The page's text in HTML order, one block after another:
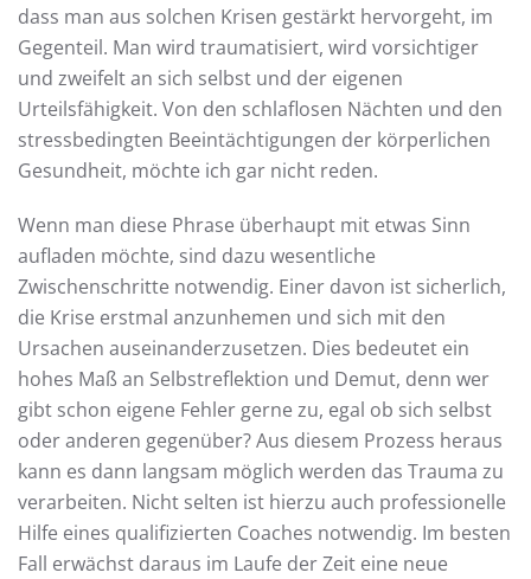
dass man aus solchen Krisen gestärkt hervorgeht, im
Gegenteil. Man wird traumatisiert, wird vorsichtiger
und zweifelt an sich selbst und der eigenen
Urteilsfähigkeit. Von den schlaflosen Nächten und den
stressbedingten Beeintächtigungen der körperlichen
Gesundheit, möchte ich gar nicht reden.
Wenn man diese Phrase überhaupt mit etwas Sinn
aufladen möchte, sind dazu wesentliche
Zwischenschritte notwendig. Einer davon ist sicherlich,
die Krise erstmal anzunhemen und sich mit den
Ursachen auseinanderzusetzen. Dies bedeutet ein
hohes Maß an Selbstreflektion und Demut, denn wer
gibt schon eigene Fehler gerne zu, egal ob sich selbst
oder anderen gegenüber? Aus diesem Prozess heraus
kann es dann langsam möglich werden das Trauma zu
verarbeiten. Nicht selten ist hierzu auch professionelle
Hilfe eines qualifizierten Coaches notwendig. Im besten
Fall erwächst daraus im Laufe der Zeit eine neue